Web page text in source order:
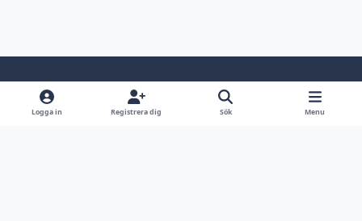
Light ModeDark ModeSystem Preference
Logga in Registrera dig Sök Menu